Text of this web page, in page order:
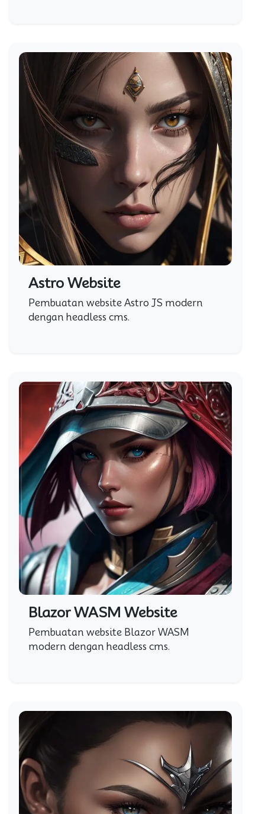
Astro Website
Pembuatan website Astro JS modern
dengan headless cms.
Blazor WASM Website
Pembuatan website Blazor WASM
modern dengan headless cms.